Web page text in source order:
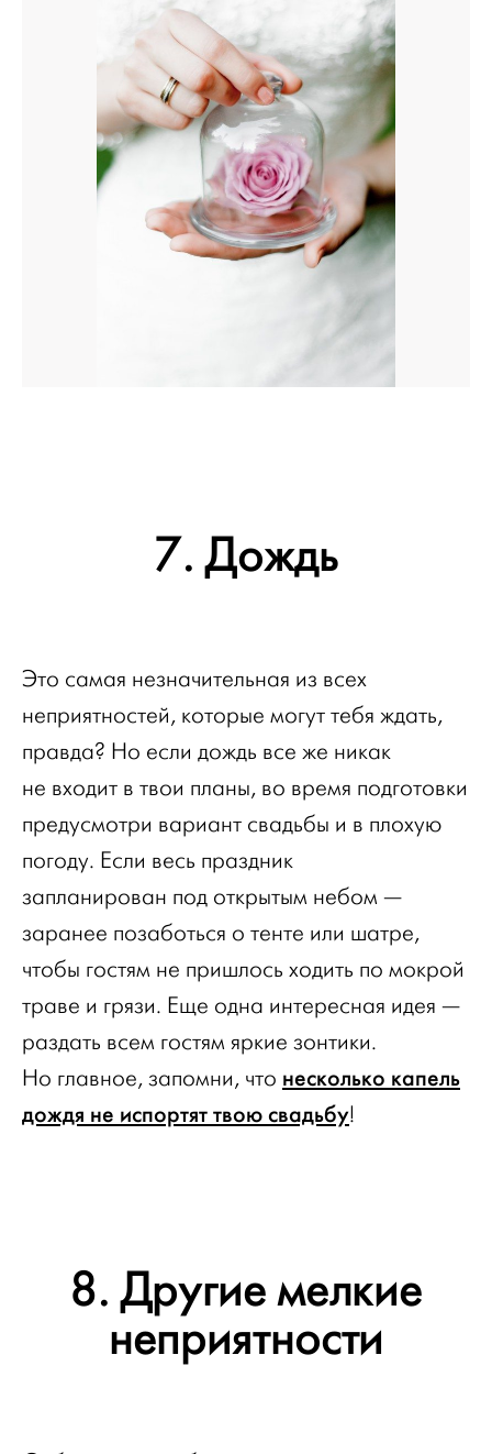
7. Дождь
Это самая незначительная из всех
неприятностей, которые могут тебя ждать,
правда? Но если дождь все же никак
не входит в твои планы, во время подготовки
предусмотри вариант свадьбы и в плохую
погоду. Если весь праздник
запланирован под открытым небом —
заранее позаботься о тенте или шатре,
чтобы гостям не пришлось ходить по мокрой
траве и грязи. Еще одна интересная идея —
раздать всем гостям яркие зонтики.
Но главное, запомни, что несколько капель
дождя не испортят твою свадьбу!
8. Другие мелкие
неприятности